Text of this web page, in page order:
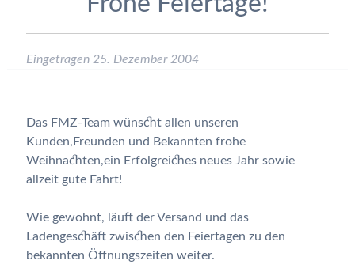
Eingetragen 25. Dezember 2004
Das FMZ-Team wünscht allen unseren
Kunden,Freunden und Bekannten frohe
Weihnachten,ein Erfolgreiches neues Jahr sowie
allzeit gute Fahrt!
Wie gewohnt, läuft der Versand und das
Ladengeschäft zwischen den Feiertagen zu den
bekannten Öffnungszeiten weiter.